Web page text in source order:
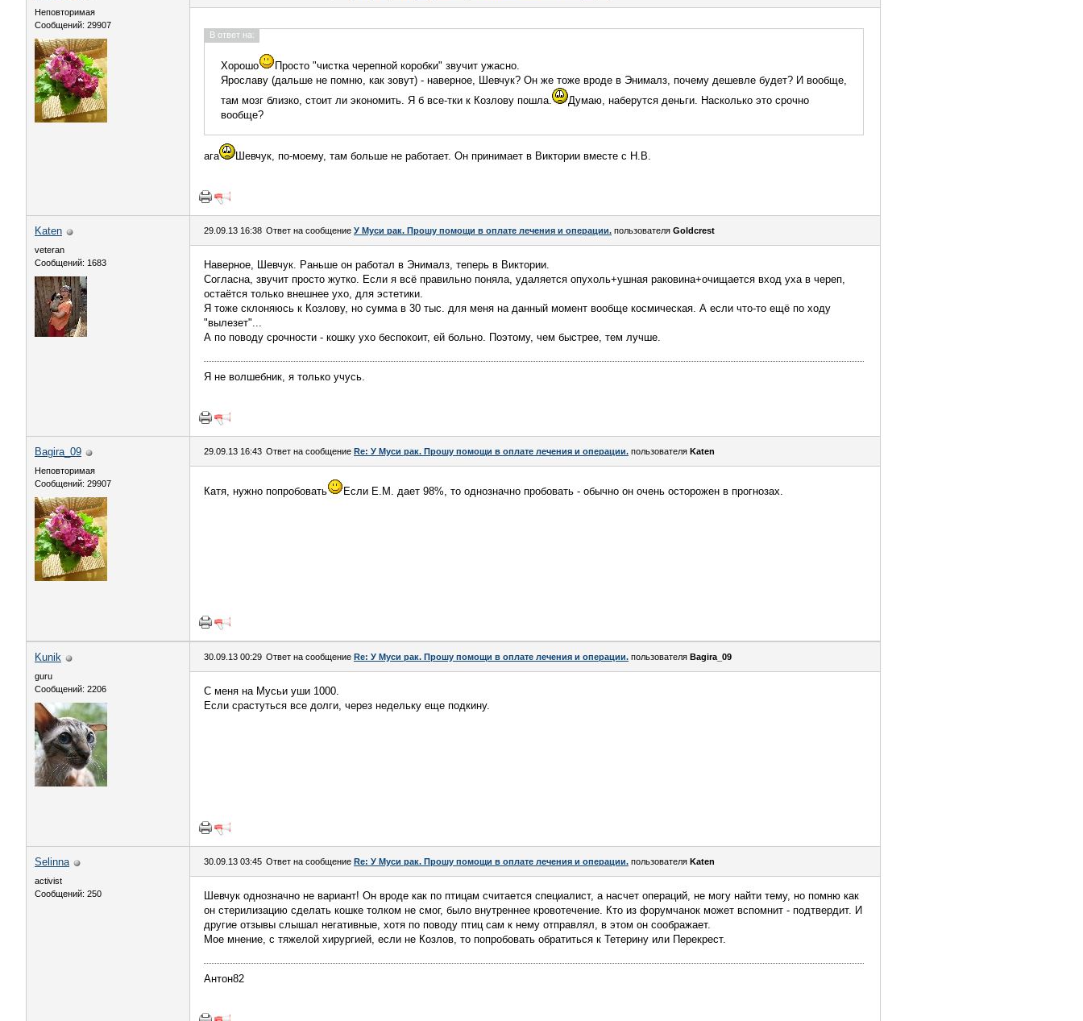
Неповторимая
Сообщений: 29907
В ответ на:
Хорошо
Просто "чистка черепной коробки" звучит ужасно.
Ярославу (дальше не помню, как зовут) - наверное, Шевчук? Он же тоже вроде в Энималз, почему дешевле будет? И вообще,
там мозг близко, стоит ли экономить. Я б все-тки к Козлову пошла.
Думаю, наберутся деньги. Насколько это срочно
вообще?
ага Шевчук, по-моему, там больше не работает. Он принимает в Виктории вместе с Н.В.
Katen
veteran
Сообщений: 1683
29.09.13 16:38 Ответ на сообщение У Муси рак. Прошу помощи в оплате лечения и операции. пользователя Goldcrest
Наверное, Шевчук. Раньше он работал в Энималз, теперь в Виктории.
Согласна, звучит просто жутко. Если я всё правильно поняла, удаляется опухоль+ушная раковина+очищается вход уха в череп,
остаётся только внешнее ухо, для эстетики.
Я тоже склоняюсь к Козлову, но сумма в 30 тыс. для меня на данный момент вообще космическая. А если что-то ещё по ходу
"вылезет"...
А по поводу срочности - кошку ухо беспокоит, ей больно. Поэтому, чем быстрее, тем лучше.
Я не волшебник, я только учусь.
Bagira_09
Неповторимая
Сообщений: 29907
29.09.13 16:43 Ответ на сообщение Re: У Муси рак. Прошу помощи в оплате лечения и операции. пользователя Katen
Катя, нужно попробовать Если Е.М. дает 98%, то однозначно пробовать - обычно он очень осторожен в прогнозах.
Kunik
guru
Сообщений: 2206
30.09.13 00:29 Ответ на сообщение Re: У Муси рак. Прошу помощи в оплате лечения и операции. пользователя Bagira_09
С меня на Мусьи уши 1000.
Если срастуться все долги, через недельку еще подкину.
Selinna
activist
Сообщений: 250
30.09.13 03:45 Ответ на сообщение Re: У Муси рак. Прошу помощи в оплате лечения и операции. пользователя Katen
Шевчук однозначно не вариант! Он вроде как по птицам считается специалист, а насчет операций, не могу найти тему, но помню как
он стерилизацию сделать кошке толком не смог, было внутреннее кровотечение. Кто из форумчанок может вспомнит - подтвердит. И
другие отзывы слышал негативные, хотя по поводу птиц сам к нему отправлял, в этом он соображает.
Мое мнение, с тяжелой хирургией, если не Козлов, то попробовать обратиться к Тетерину или Перекрест.
Антон82